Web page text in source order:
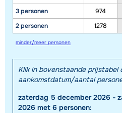
3 personen
2 personen
974
1278
minder/meer personen
Klik in bovenstaande prijstabel
aankomstdatum/aantal
zaterdag 5 december 2026 -
2026 met 6 personen: